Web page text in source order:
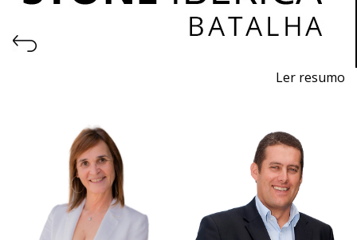
Ler resumo
Pavimentos, Revestimentos para a Construção Civil.
Máquinas, Ferramentas e Acessórios.
6 a 8 de maio 2027 - EXPOSALÃO - Batalha
quinta a sábado - das 10h às 19h